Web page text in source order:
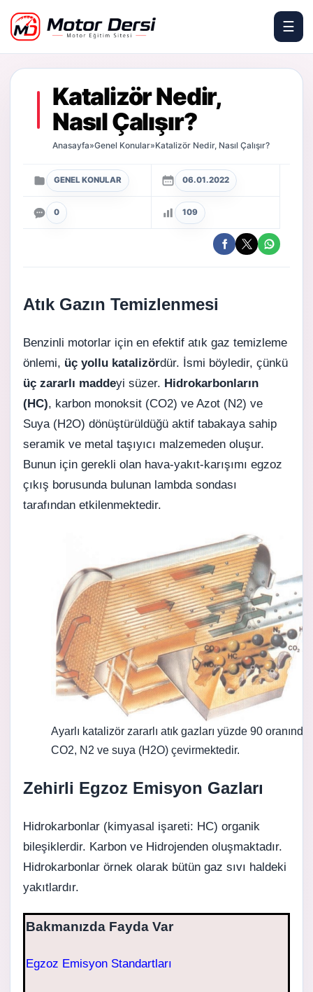
Motor Dersi
☰
Katalizör Nedir,
Nasıl Çalışır?
Anasayfa»Genel Konular»Katalizör Nedir, Nasıl Çalışır?
GENEL KONULAR 06.01.2022
0 109
Atık Gazın Temizlenmesi
Benzinli motorlar için en efektif atık gaz temizleme
önlemi, üç yollu katalizördür. İsmi böyledir, çünkü
üç zararlı maddeyi süzer. Hidrokarbonların
(HC), karbon monoksit (CO2) ve Azot (N2) ve
Suya (H2O) dönüştürüldüğü aktif tabakaya sahip
seramik ve metal taşıyıcı malzemeden oluşur.
Bunun için gerekli olan hava-yakıt-karışımı egzoz
çıkış borusunda bulunan lambda sondası
tarafından etkilenmektedir.
Ayarlı katalizör zararlı atık gazları yüzde 90 oranında
CO2, N2 ve suya (H2O) çevirmektedir.
Zehirli Egzoz Emisyon Gazları
Hidrokarbonlar (kimyasal işareti: HC) organik
bileşiklerdir. Karbon ve Hidrojenden oluşmaktadır.
Hidrokarbonlar örnek olarak bütün gaz sıvı haldeki
yakıtlardır.
Bakmanızda Fayda Var
Egzoz Emisyon Standartları